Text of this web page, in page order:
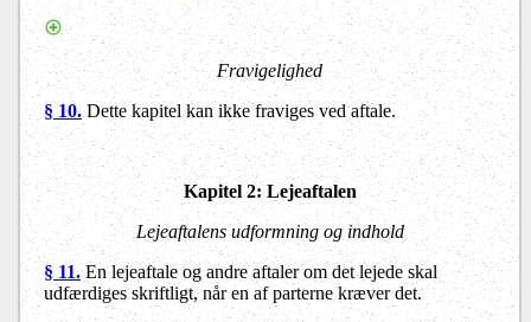
Fravigelighed
§ 10. Dette kapitel kan ikke fraviges ved aftale.
Kapitel 2: Lejeaftalen
Lejeaftalens udformning og indhold
§ 11.En lejeaftale og andre aftaler om det lejede skal
udfærdiges skriftligt, når en af parterne kræver det.